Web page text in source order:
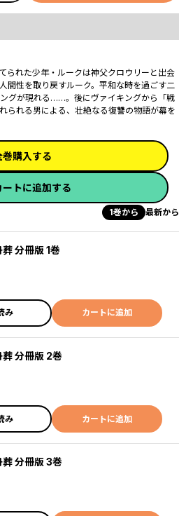
られた少年・ルークは神父クロウリーと出会
間性を取り戻すルーク。平和な時を過ごす二
グが現れる……。後にヴァイキングから「戦
られる男による、壮絶なる復讐の物語が幕を
巻購入する
ートに追加する
1巻から 最新から
分冊版 1巻
み カートに追加
分冊版 2巻
み カートに追加
分冊版 3巻